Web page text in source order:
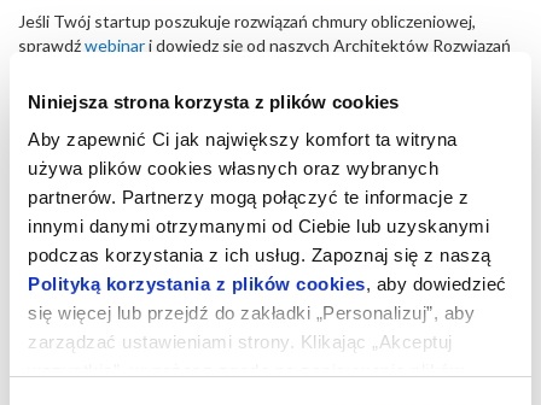
Niniejsza strona korzysta z plików cookies
Aby zapewnić Ci jak największy komfort ta witryna
używa plików cookies własnych oraz wybranych
partnerów. Partnerzy mogą połączyć te informacje z
innymi danymi otrzymanymi od Ciebie lub uzyskanymi
podczas korzystania z ich usług. Zapoznaj się z naszą
Polityką korzystania z plików cookies, aby dowiedzieć
się więcej lub przejdź do zakładki „Personalizuj”, aby
zarządzać ustawieniami strony. Klikając „Akceptuj
Jeśli Twój startup poszukuje rozwiązań chmury obliczeniowej,
sprawdźwebinari dowiedz się od naszych Architektów Rozwiązań
Cloud
narzędzi oraz rozwiązań dzięki praktycznym demonstracjom
poszczególnych etapów wprowadzania, korzystania z tych
rozwiązań oraz wyboru infrastruktury IT, która będzie najlepiej
przystosowana do potrzeb Twojej firmy.
Webinar zaprezentuje Ci optymalne rozwiązania, dostosowane do
realnych potrzeb Twojego biznesu oraz pokaże Ci realne korzyści
wynikające z korzystania z technologii chmury obliczeniowej takie
jak: ochrona, elastyczność oraz koszty.